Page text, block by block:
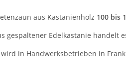
aus Kastanienholz 100 bis
gespaltener Edelkastanie
in Handwerksbetrieben in